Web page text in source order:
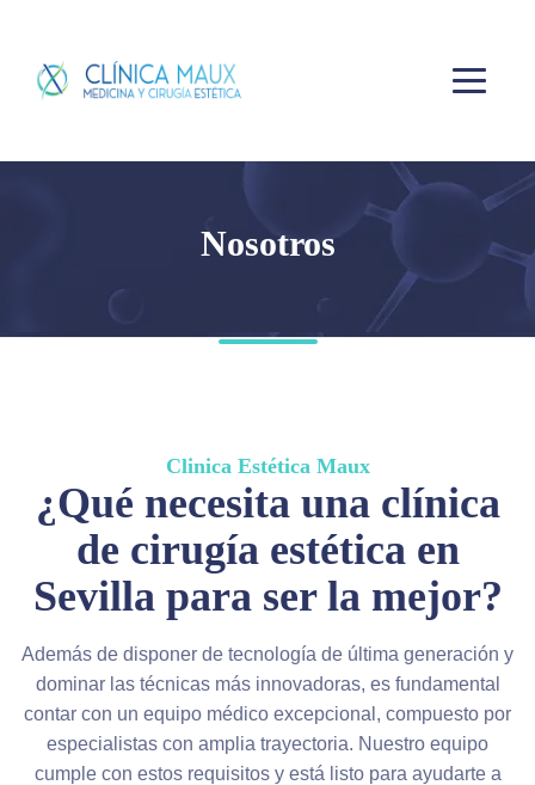
Nosotros
Clinica Estética Maux
¿Qué necesita una clínica
de cirugía estética en
Sevilla para ser la mejor?
Además de disponer de tecnología de última generación y
dominar las técnicas más innovadoras, es fundamental
contar con un equipo médico excepcional, compuesto por
especialistas con amplia trayectoria. Nuestro equipo
cumple con estos requisitos y está listo para ayudarte a